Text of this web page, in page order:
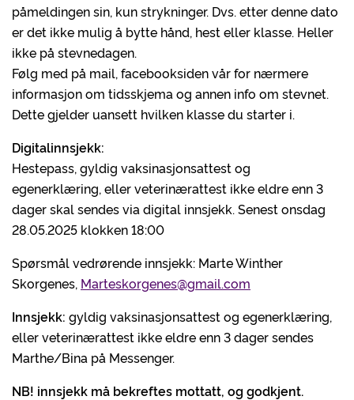
påmeldingen sin, kun strykninger. Dvs. etter denne dato
er det ikke mulig å bytte hånd, hest eller klasse. Heller
ikke på stevnedagen.
Følg med på mail, facebooksiden vår for nærmere
informasjon om tidsskjema og annen info om stevnet.
Dette gjelder uansett hvilken klasse du starter i.
Digitalinnsjekk:
Hestepass, gyldig vaksinasjonsattest og
egenerklæring, eller veterinærattest ikke eldre enn 3
dager skal sendes via digital innsjekk. Senest onsdag
28.05.2025 klokken 18:00
Spørsmål vedrørende innsjekk: Marte Winther
Skorgenes, Marteskorgenes@gmail.com
Innsjekk: gyldig vaksinasjonsattest og egenerklæring,
eller veterinærattest ikke eldre enn 3 dager sendes
Marthe/Bina på Messenger.
NB! innsjekk må bekreftes mottatt, og godkjent.